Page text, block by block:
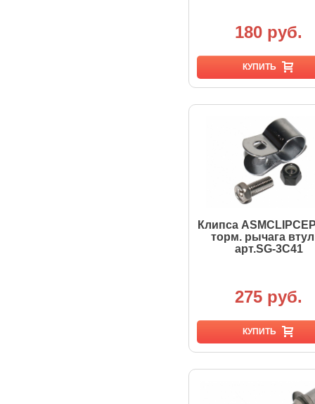
180 руб.
КУПИТЬ
Клипса
торм. рычага
арт.SG-3C41
275 руб.
КУПИТЬ